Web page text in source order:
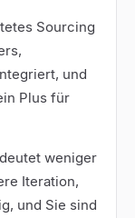
Sourcing
und
Plus für
weniger
Iteration,
und Sie sind